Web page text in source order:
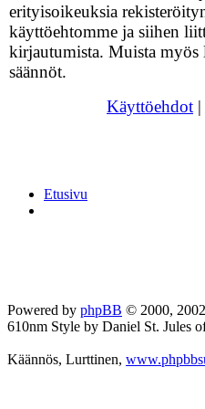
erityisoikeuksia
käyttöehtomme ja siihen
kirjautumista. Muista
säännöt.
Käyttöehdot |
Etusivu
Powered by phpBB © 2000,
610nm Style by Daniel St. Jules
Käännös, Lurttinen,